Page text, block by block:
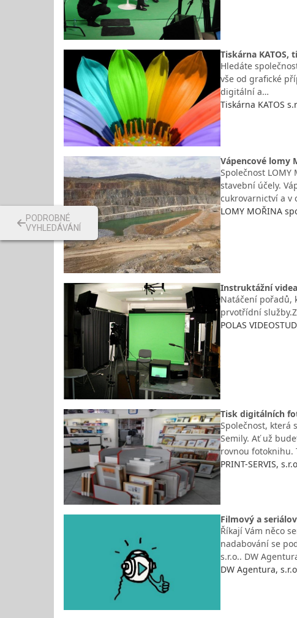
Tiskárna
Hledáte
vše od grafické
digitální a…
Tiskárna KATOS
Vápencové lomy
Společnost
stavební účely.
cukrovarnictví a v
LOMY MOŘINA
Instruktážní
Natáčení pořadů,
prvotřídní
POLAS
Tisk digitálních
Společnost, která
Semily. Ať už
rovnou fotoknihu.
PRINT-SERVIS,
Filmový a
Říkají Vám něco
nadabování se
s.r.o.. DW
DW Agentura,
PODROBNÉ
VYHLEDÁVÁNÍ